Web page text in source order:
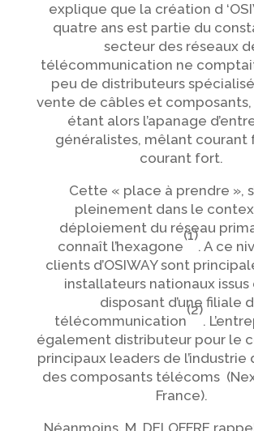
explique que la création d
quatre ans est partie du
secteur des réseaux
télécommunication ne
peu de distributeurs
vente de câbles et
étant alors l’apanage
généralistes, mêlant courant
courant fort.
Cette « place à prendre »,
pleinement dans le
déploiement du réseau
connaît l’hexagone
(1)
. A ce
clients d’OSIWAY sont
installateurs nationaux issus
disposant d’une filiale
télécommunication
(2)
.
également distributeur pour le
principaux leaders de
des composants télécoms
France).